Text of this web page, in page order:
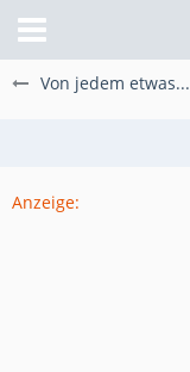
Von jedem etwas...
Anzeige: